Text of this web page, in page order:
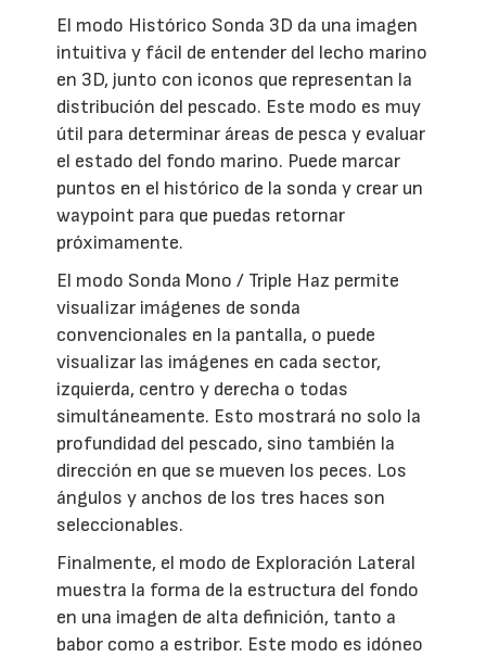
El modo Histórico Sonda 3D da una imagen
intuitiva y fácil de entender del lecho marino
en 3D, junto con iconos que representan la
distribución del pescado. Este modo es muy
útil para determinar áreas de pesca y evaluar
el estado del fondo marino. Puede marcar
puntos en el histórico de la sonda y crear un
waypoint para que puedas retornar
próximamente.
El modo Sonda Mono / Triple Haz permite
visualizar imágenes de sonda
convencionales en la pantalla, o puede
visualizar las imágenes en cada sector,
izquierda, centro y derecha o todas
simultáneamente. Esto mostrará no solo la
profundidad del pescado, sino también la
dirección en que se mueven los peces. Los
ángulos y anchos de los tres haces son
seleccionables.
Finalmente, el modo de Exploración Lateral
muestra la forma de la estructura del fondo
en una imagen de alta definición, tanto a
babor como a estribor. Este modo es idóneo